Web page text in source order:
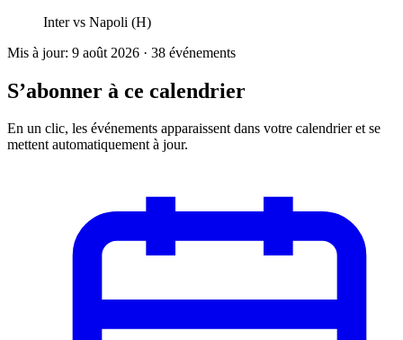
Inter vs Napoli (H)
Mis à jour: 9 août 2026 · 38 événements
S’abonner à ce calendrier
En un clic, les événements apparaissent dans votre calendrier et se
mettent automatiquement à jour.